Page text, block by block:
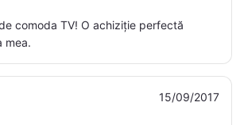
comoda TV! O achiziție perfectă
mea.
15/09/2017